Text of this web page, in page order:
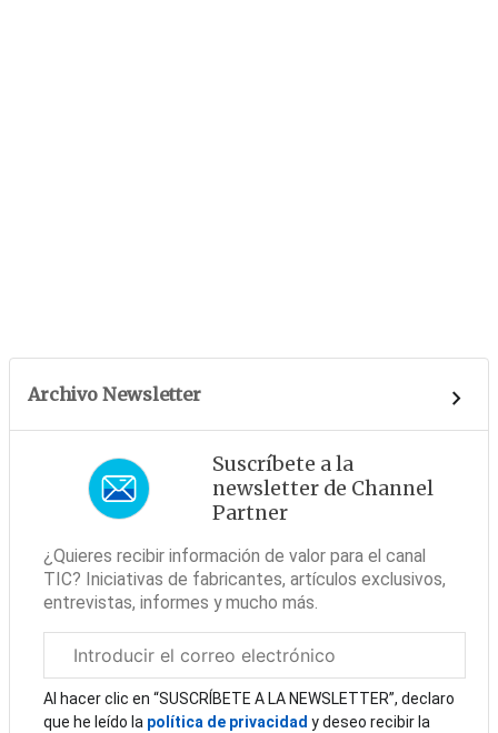
Archivo Newsletter
Suscríbete a la
newsletter de Channel
Partner
¿Quieres recibir información de valor para el canal
TIC? Iniciativas de fabricantes, artículos exclusivos,
entrevistas, informes y mucho más.
electrónico
corporativo
Al hacer clic en “SUSCRÍBETE A LA NEWSLETTER”, declaro
que he leído la política de privacidad y deseo recibir la